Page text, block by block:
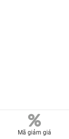
Mã giảm giá